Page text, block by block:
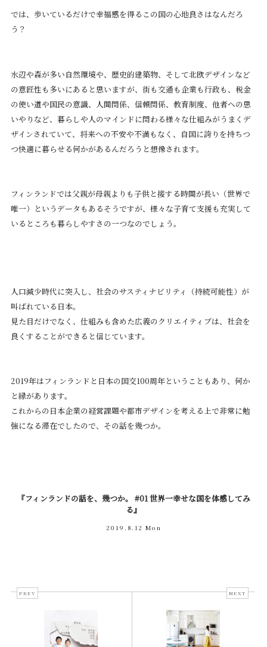
では、歩いているだけで幸福感を得るこの国の心地良さはなんだろ
う？
水辺や森が多い自然環境や、歴史的建築物、そして北欧デザインなど
の意匠性も多いにあると思いますが、街も交通も企業も行政も、税金
の使い道や国民の意識、人間関係、信頼関係、教育制度、他者への思
いやりなど、暮らしや人のマインドに関わる様々な仕組みがうまくデ
ザインされていて、将来への不安や不満もなく、自国に誇りを持ちつ
つ快適に暮らせる何かがあるんだろうと想像されます。
フィンランドでは父親が母親よりも子供と接する時間が長い（世界で
唯一）というデータもあるそうですが、様々な子育て支援も充実して
いるところも暮らしやすさの一つなのでしょう。
人口減少時代に突入し、社会のサスティナビリティ（持続可能性）が
叫ばれている日本。
見た目だけでなく、仕組みも含めた広義のクリエイティブは、社会を
良くすることができると信じています。
2019年はフィンランドと日本の国交100周年ということもあり、何か
と縁があります。
これからの日本企業の経営課題や都市デザインを考える上で非常に勉
強になる滞在でしたので、その話を幾つか。
『フィンランドの話を、幾つか。 #01 世界一幸せな国を体感してみ
る』
2019.8.12 Mon
PREV NEXT